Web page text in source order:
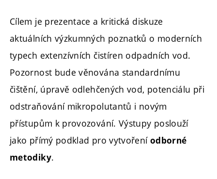
Cílem je prezentace a kritická diskuze
aktuálních výzkumných poznatků o moderních
typech extenzívních čistíren odpadních vod.
Pozornost bude věnována standardnímu
čištění, úpravě odlehčených vod, potenciálu při
odstraňování mikropolutantů i novým
přístupům k provozování. Výstupy poslouží
jako přímý podklad pro vytvoření odborné
metodiky.